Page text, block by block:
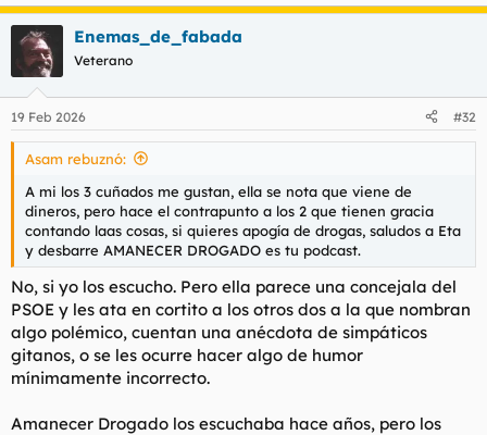
Puedes igualmente seguir canales, guardar favoritos,
hacer listas, incluso sin usuario de YouTube.
Esta es:
Es de código abierto y lo mantiene una comunidad. No se
encuentra en Play Store porque obviamente Google la capa.
Hay que bajarla de su pagina, igual que las actualizaciones.
Enemas_de_fabada
Veterano
19 Feb 2026 #32
Asam rebuznó:
A mi los 3 cuñados me gustan, ella se nota que viene de
dineros, pero hace el contrapunto a los 2 que tienen gracia
contando laas cosas, si quieres apogía de drogas, saludos a Eta
y desbarre AMANECER DROGADO es tu podcast.
No, si yo los escucho. Pero ella parece una concejala del
PSOE y les ata en cortito a los otros dos a la que nombran
algo polémico, cuentan una anécdota de simpáticos
gitanos, o se les ocurre hacer algo de humor
mínimamente incorrecto.
Amanecer Drogado los escuchaba hace años, pero los